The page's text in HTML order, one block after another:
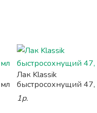
Лак Klassik
быстросохнущий 47,
1р.